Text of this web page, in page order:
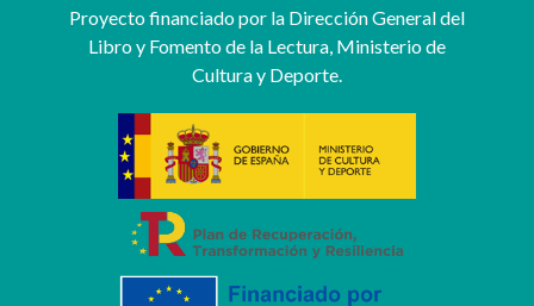
Proyecto financiado por la Dirección General del
Libro y Fomento de la Lectura, Ministerio de
Cultura y Deporte.